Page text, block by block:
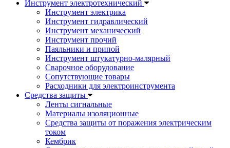
Инструмент электротехнический
Инструмент электрика
Инструмент гидравлический
Инструмент механический
Инструмент прочий
Паяльники и припой
Инструмент штукатурно-малярный
Сварочное оборудование
Сопутствующие товары
Расходники для электроинструмента
Cредства защиты
Ленты сигнальные
Материалы изоляционные
Средства защиты от поражения электрическим
током
Кембрик